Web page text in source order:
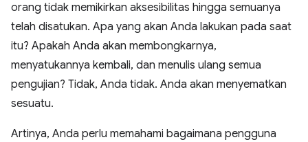
orang tidak memikirkan aksesibilitas hingga semuanya
telah disatukan. Apa yang akan Anda lakukan pada saat
itu? Apakah Anda akan membongkarnya,
menyatukannya kembali, dan menulis ulang semua
pengujian? Tidak, Anda tidak. Anda akan menyematkan
sesuatu.
Artinya, Anda perlu memahami bagaimana pengguna